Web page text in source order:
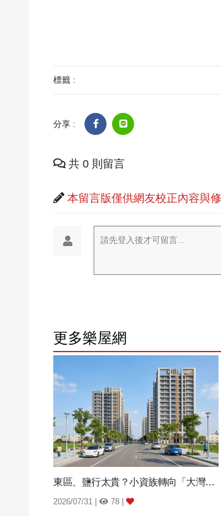
標籤 :
分享 :
共 0 則留言
本留言版僅供網友校正內容與
請先登入後才可留言...
更多樂屋網
東區、鹽行太貴？小資族轉向「大灣重劃區」：...
2026/07/31 | 78 |